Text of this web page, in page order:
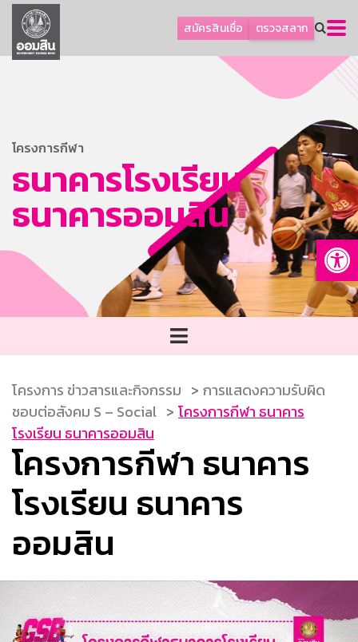
สมัครสินเชื่อ ตรวจสลาก
ลูกค้าธุรกิจ
ลูกค้าผู้ประกอบรายย่อย
การพัฒนาที่ยั่งยืน
ข่าวสาร
บริการทางการเงิน
ติดต่อเรา
บริการออนไลน์
TH
EN
GSB Society
โครงการกีฬา
ธนาคารโรงเรียน
ธนาคารออมสิน
โครงการ ข่าวสารและกิจกรรม
การแสดงความรับผิด
ชอบต่อสังคม S – Social
โครงการกีฬา ธนาคาร
โรงเรียน ธนาคารออมสิน
โครงการกีฬา ธนาคาร
โรงเรียน ธนาคาร
ออมสิน